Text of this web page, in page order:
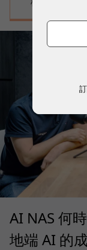
AI NAS 何
地端 AI 的